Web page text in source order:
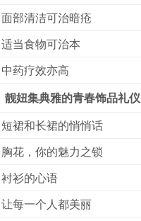
面部清洁可治暗疮
适当食物可治本
中药疗效亦高
靓妞集典雅的青春饰品礼仪
短裙和长裙的悄悄话
胸花，你的魅力之锁
衬衫的心语
让每一个人都美丽